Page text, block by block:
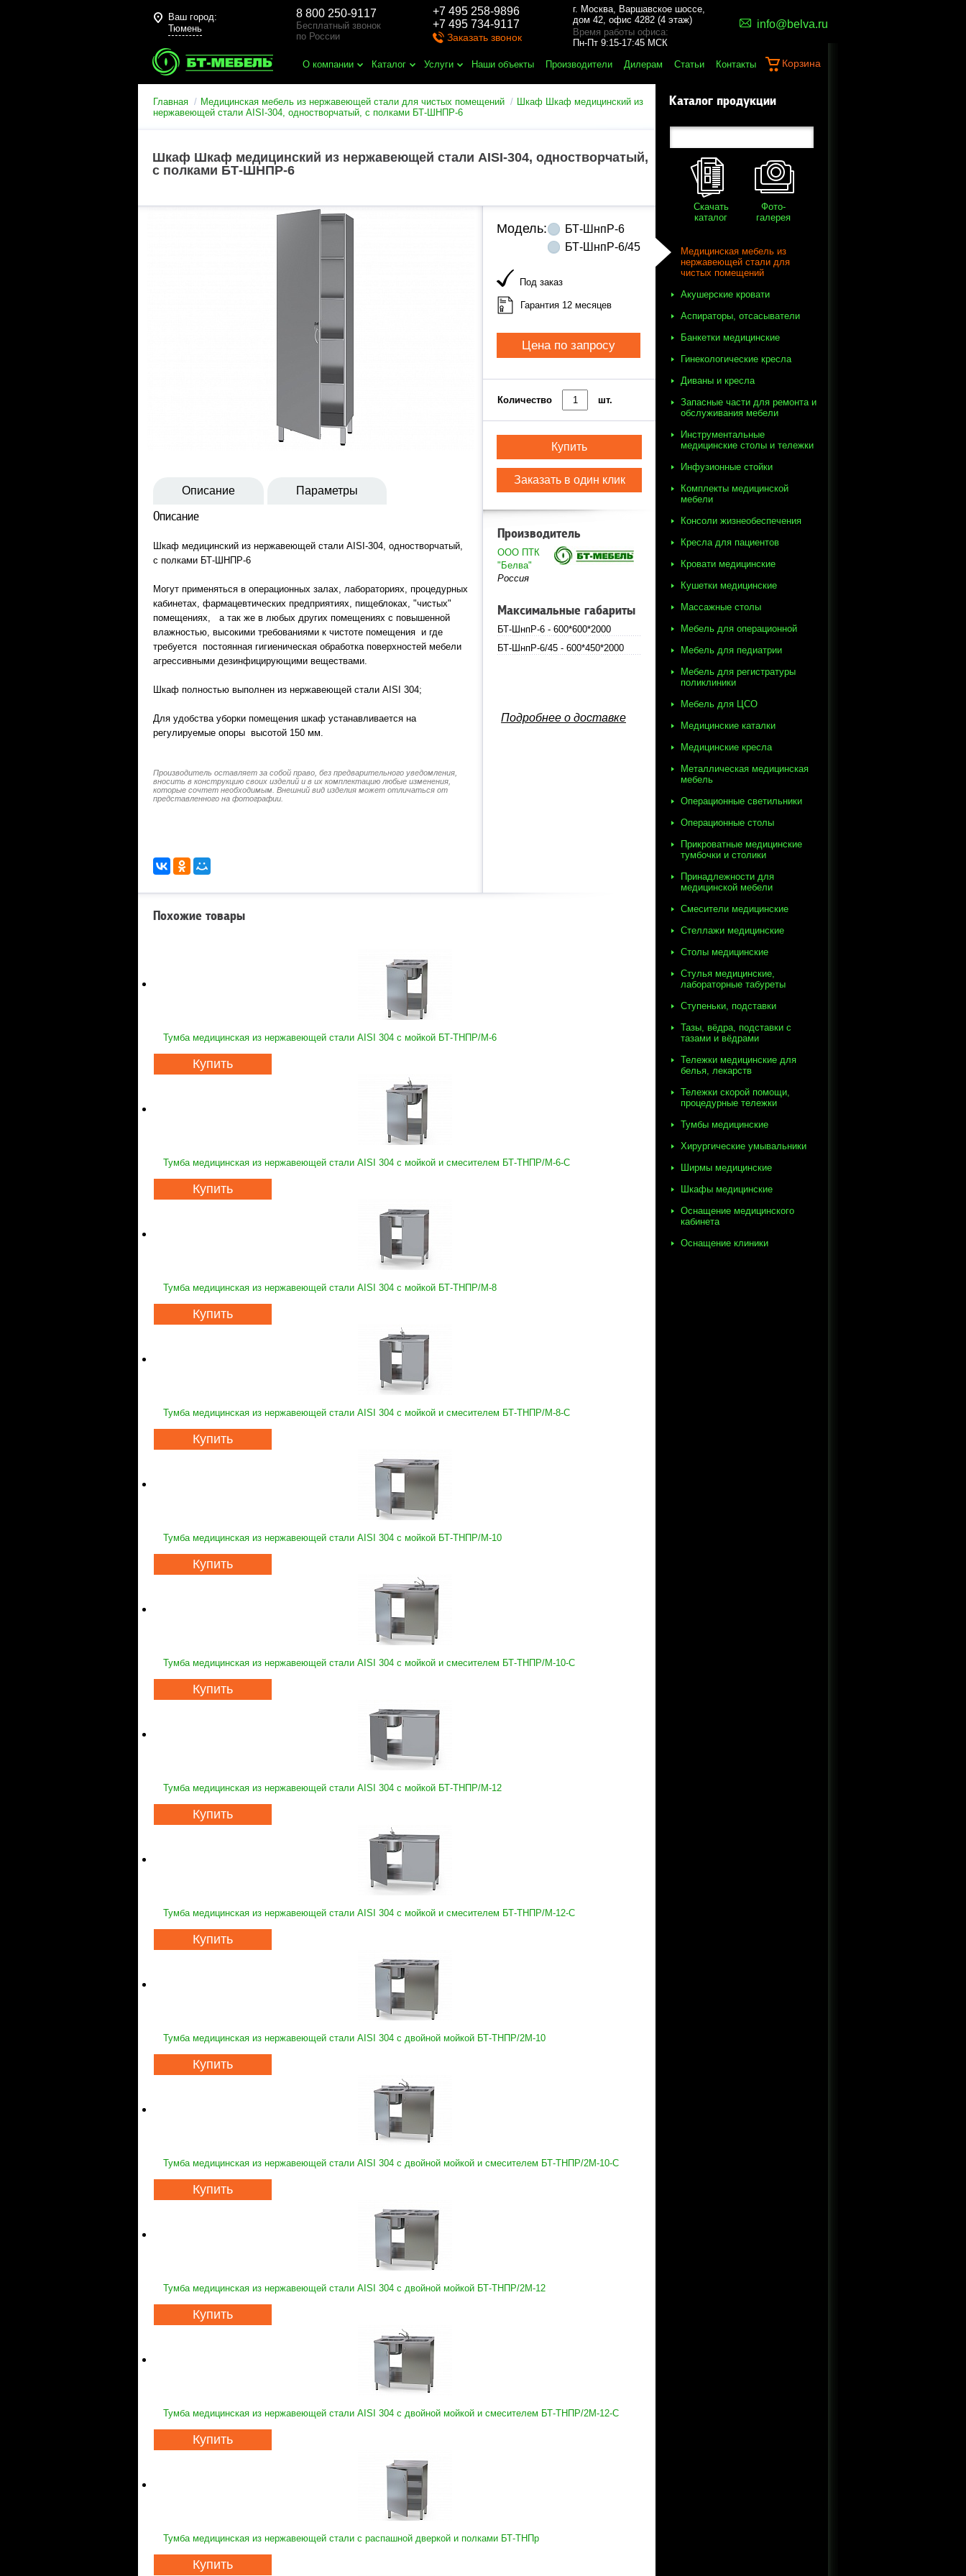
Ваш город:
Тюмень
8 800 250-9117
Бесплатный звонок
по России
+7 495 258-9896
+7 495 734-9117
Заказать звонок
г. Москва, Варшавское шоссе,
дом 42, офис 4282 (4 этаж)
Время работы офиса:
Пн-Пт 9:15-17:45 МСК
info@belva.ru
О компании Каталог Услуги Наши объекты Производители Дилерам Статьи Контакты Корзина
Главная Медицинская мебель из нержавеющей стали для чистых помещений
Шкаф Шкаф медицинский из
нержавеющей стали AISI-304, одностворчатый, с полками БТ-ШНПР-6
Шкаф Шкаф медицинский из нержавеющей стали AISI-304, одностворчатый,
с полками БТ-ШНПР-6
Описание Параметры
Описание
Шкаф медицинский из нержавеющей стали AISI-304, одностворчатый,
с полками БТ-ШНПР-6
Могут применяться в операционных залах, лабораториях, процедурных
кабинетах, фармацевтических предприятиях, пищеблоках, "чистых"
помещениях, а так же в любых других помещениях с повышенной
влажностью, высокими требованиями к чистоте помещения и где
требуется постоянная гигиеническая обработка поверхностей мебели
агрессивными дезинфицирующими веществами.
Шкаф полностью выполнен из нержавеющей стали AISI 304;
Для удобства уборки помещения шкаф устанавливается на
регулируемые опоры высотой 150 мм.
Производитель оставляет за собой право, без предварительного уведомления,
вносить в конструкцию своих изделий и в их комплектацию любые изменения,
которые сочтет необходимым. Внешний вид изделия может отличаться от
представленного на фотографии.
Модель:
БТ-ШнпР-6
БТ-ШнпР-6/45
Под заказ
Гарантия 12 месяцев
Цена по запросу
Количество шт.
Купить
Заказать в один клик
Производитель
ООО ПТК
"Белва"
Россия
Максимальные габариты
БТ-ШнпР-6 - 600*600*2000
БТ-ШнпР-6/45 - 600*450*2000
Подробнее о доставке
Похожие товары
Тумба медицинская из нержавеющей стали AISI 304 с мойкой БТ-ТНПР/М-6
Купить
Тумба медицинская из нержавеющей стали AISI 304 с мойкой и смесителем БТ-ТНПР/М-6-С
Купить
Тумба медицинская из нержавеющей стали AISI 304 с мойкой БТ-ТНПР/М-8
Купить
Тумба медицинская из нержавеющей стали AISI 304 с мойкой и смесителем БТ-ТНПР/М-8-C
Купить
Тумба медицинская из нержавеющей стали AISI 304 с мойкой БТ-ТНПР/М-10
Купить
Тумба медицинская из нержавеющей стали AISI 304 с мойкой и смесителем БТ-ТНПР/М-10-C
Купить
Тумба медицинская из нержавеющей стали AISI 304 с мойкой БТ-ТНПР/М-12
Купить
Тумба медицинская из нержавеющей стали AISI 304 с мойкой и смесителем БТ-ТНПР/М-12-C
Купить
Тумба медицинская из нержавеющей стали AISI 304 с двойной мойкой БТ-ТНПР/2М-10
Купить
Тумба медицинская из нержавеющей стали AISI 304 с двойной мойкой и смесителем БТ-ТНПР/2М-10-С
Купить
Тумба медицинская из нержавеющей стали AISI 304 с двойной мойкой БТ-ТНПР/2М-12
Купить
Тумба медицинская из нержавеющей стали AISI 304 с двойной мойкой и смесителем БТ-ТНПР/2М-12-С
Купить
Тумба медицинская из нержавеющей стали с распашной дверкой и полками БТ-ТНПр
Купить
Каталог продукции
Скачать
каталог
Фото-
галерея
Медицинская мебель из
нержавеющей стали для
чистых помещений
Акушерские кровати
Аспираторы, отсасыватели
Банкетки медицинские
Гинекологические кресла
Диваны и кресла
Запасные части для ремонта и
обслуживания мебели
Инструментальные
медицинские столы и тележки
Инфузионные стойки
Комплекты медицинской
мебели
Консоли жизнеобеспечения
Кресла для пациентов
Кровати медицинские
Кушетки медицинские
Массажные столы
Мебель для операционной
Мебель для педиатрии
Мебель для регистратуры
поликлиники
Мебель для ЦСО
Медицинские каталки
Медицинские кресла
Металлическая медицинская
мебель
Операционные светильники
Операционные столы
Прикроватные медицинские
тумбочки и столики
Принадлежности для
медицинской мебели
Смесители медицинские
Стеллажи медицинские
Столы медицинские
Стулья медицинские,
лабораторные табуреты
Ступеньки, подставки
Тазы, вёдра, подставки с
тазами и вёдрами
Тележки медицинские для
белья, лекарств
Тележки скорой помощи,
процедурные тележки
Тумбы медицинские
Хирургические умывальники
Ширмы медицинские
Шкафы медицинские
Оснащение медицинского
кабинета
Оснащение клиники